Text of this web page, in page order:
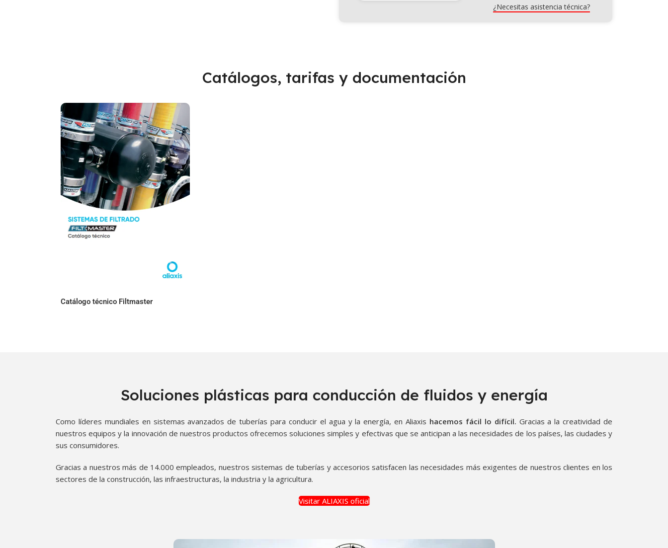
¿Necesitas asistencia técnica?
Catálogos, tarifas y documentación
Catálogo técnico Filtmaster
Soluciones plásticas para conducción de fluidos y energía
Como líderes mundiales en sistemas avanzados de tuberías para conducir el agua y la energía, en Aliaxis hacemos fácil lo difícil. Gracias a la creatividad de
nuestros equipos y la innovación de nuestros productos ofrecemos soluciones simples y efectivas que se anticipan a las necesidades de los países, las ciudades y
sus consumidores.
Gracias a nuestros más de 14.000 empleados, nuestros sistemas de tuberías y accesorios satisfacen las necesidades más exigentes de nuestros clientes en los
sectores de la construcción, las infraestructuras, la industria y la agricultura.
Visitar ALIAXIS oficial